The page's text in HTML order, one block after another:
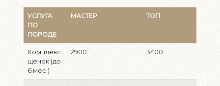
УСЛУГА
ПО
ПОРОДЕ
МАСТЕР ТОП
Комплекс
щенок (до
6 мес.)
2900 3400